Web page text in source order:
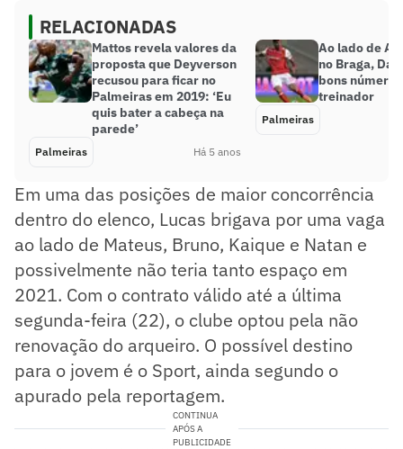
RELACIONADAS
Mattos revela valores da
proposta que Deyverson
recusou para ficar no
Palmeiras em 2019: ‘Eu
quis bater a cabeça na
parede’
Palmeiras Há 5 anos
Ao lado de
no Braga,
bons
treinador
Palmeiras
Em uma das posições de maior concorrência
dentro do elenco, Lucas brigava por uma vaga
ao lado de Mateus, Bruno, Kaique e Natan e
possivelmente não teria tanto espaço em
2021. Com o contrato válido até a última
segunda-feira (22), o clube optou pela não
renovação do arqueiro. O possível destino
para o jovem é o Sport, ainda segundo o
apurado pela reportagem.
CONTINUA
APÓS A
PUBLICIDADE